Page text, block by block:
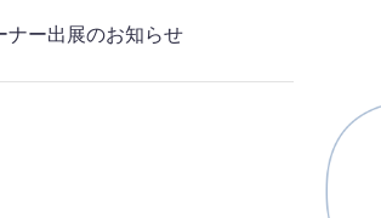
ナー出展のお知らせ